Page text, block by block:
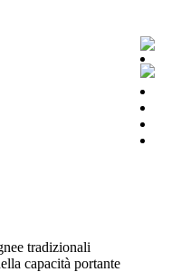
tradizionali
capacità portante